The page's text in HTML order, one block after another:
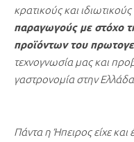
κρατικούς και
παραγωγούς με στόχο
προϊόντων του
τεχνογνωσία μας και
γαστρονομία στην
Πάντα η Ήπειρος είχε